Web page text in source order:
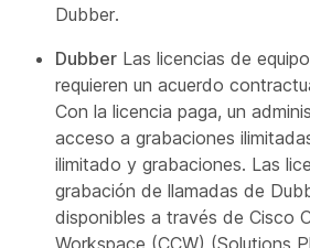
Dubber.
Dubber Las licencias de
requieren un acuerdo
Con la licencia paga, un
acceso a grabaciones
ilimitado y grabaciones. Las
grabación de llamadas de
disponibles a través de Cisco
Workspace (CCW) (Solutions